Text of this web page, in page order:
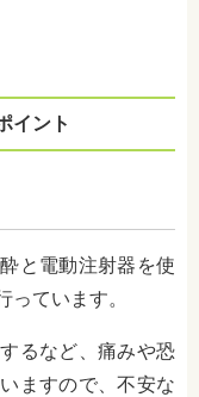
イント
と電動注射器を使
っています。
るなど、痛みや恐
ますので、不安な